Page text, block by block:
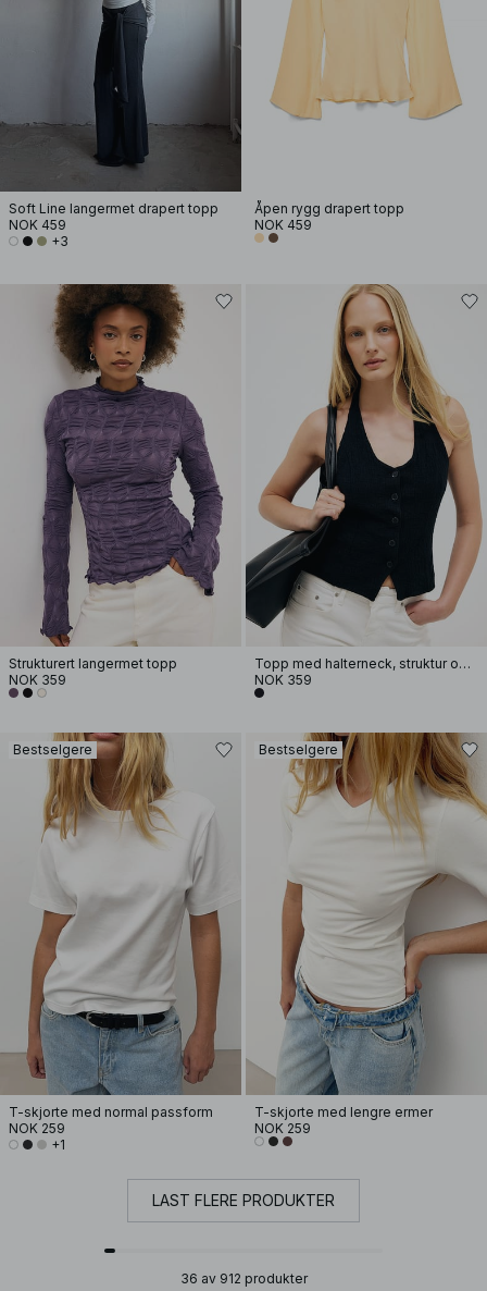
Soft Line langermet drapert topp
NOK 459
+3
Åpen rygg drapert topp
NOK 459
Strukturert langermet topp
NOK 359
Topp med halterneck, struktur og knapper
NOK 359
Bestselgere
T-skjorte med normal passform
NOK 259
+1
Bestselgere
T-skjorte med lengre ermer
NOK 259
LAST FLERE PRODUKTER
36 av 912 produkter